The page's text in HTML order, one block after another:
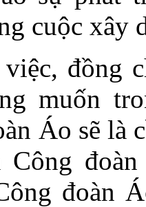
cuộc xây
đồng
muốn
Áo sẽ là
đoàn